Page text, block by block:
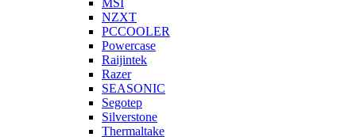
MSI
NZXT
PCCOOLER
Powercase
Raijintek
Razer
SEASONIC
Segotep
Silverstone
Thermaltake